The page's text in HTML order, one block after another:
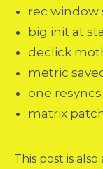
rec window
big init at
declick
metric
one
matrix
This post is also